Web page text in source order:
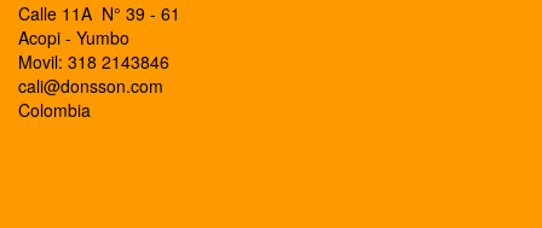
Calle 11A N° 39 - 61
Acopi - Yumbo
Movil: 318 2143846
cali@donsson.com
Colombia